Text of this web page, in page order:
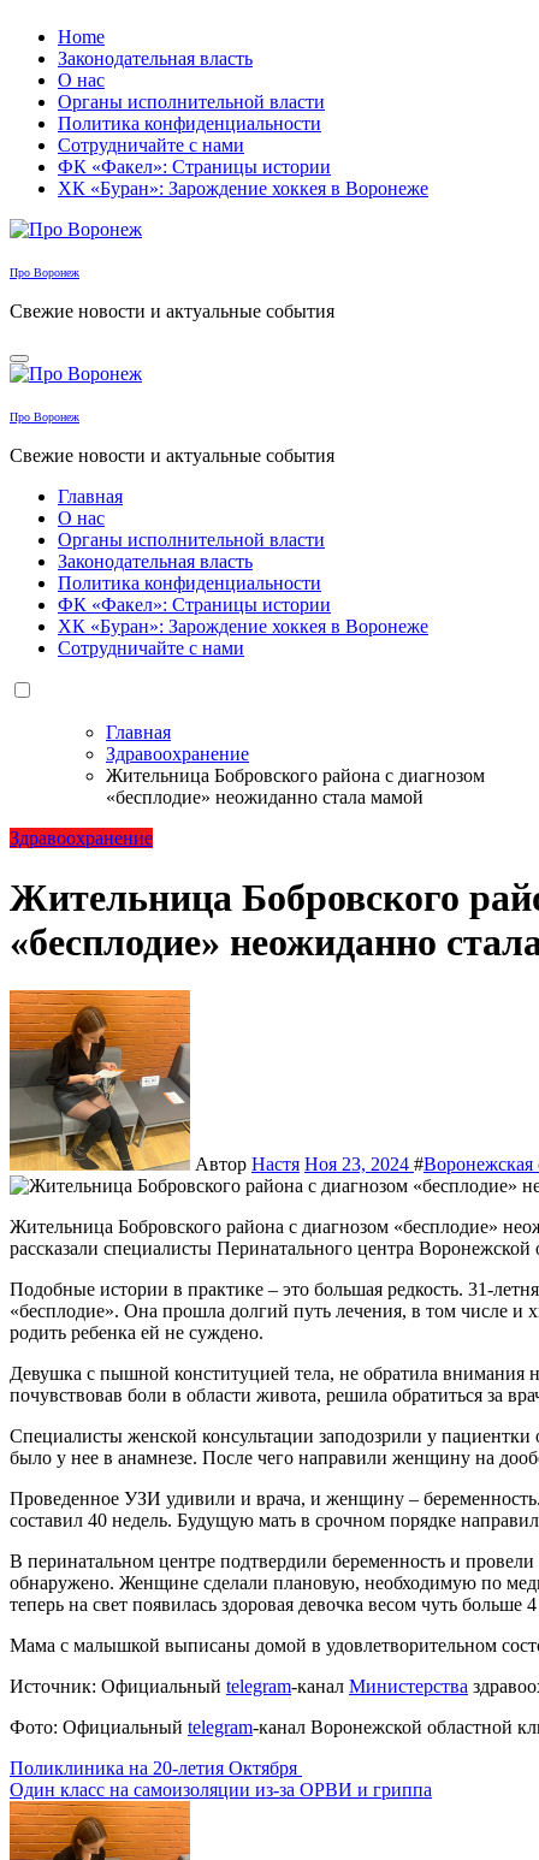
Перейти
содержанию
Home
Законодательная власть
О нас
Органы исполнительной власти
Политика конфиденциальности
Сотрудничайте с нами
ФК «Факел»: Страницы истории
ХК «Буран»: Зарождение хоккея в Воронеже
Про Воронеж
Свежие новости и актуальные события
Про Воронеж
Свежие новости и актуальные события
Главная
О нас
Органы исполнительной власти
Законодательная власть
Политика конфиденциальности
ФК «Факел»: Страницы истории
ХК «Буран»: Зарождение хоккея в Воронеже
Сотрудничайте с нами
Главная
Здравоохранение
Жительница Бобровского района с диагнозом
«бесплодие» неожиданно стала мамой
Здравоохранение
Жительница Бобровского
«бесплодие» неожиданно
Автор Настя Ноя 23, 2024 #Воронежская
Жительница Бобровского района с диагнозом «бесплодие» неожиданно стала мамой. Об этой редчайшей истории
рассказали специалисты Перинатального центра
Подобные истории в практике – это большая редкость. 31-
«бесплодие». Она прошла долгий путь лечения, в том числе и
родить ребенка ей не суждено.
Девушка с пышной конституцией тела, не обратила внимания
почувствовав боли в области живота, решила обратиться за
Специалисты женской консультации заподозрили у пациентки
было у нее в анамнезе. После чего направили женщину на
Проведенное УЗИ удивили и врача, и женщину –
составил 40 недель. Будущую мать в срочном порядке
В перинатальном центре подтвердили беременность и
обнаружено. Женщине сделали плановую, необходимую по
теперь на свет появилась здоровая девочка весом чуть больше
Мама с малышкой выписаны домой в удовлетворительном
Источник: Официальный telegram-канал Министерства
Фото: Официальный telegram-канал Воронежской областной
Навигация
по
записям
Поликлиника на 20-летия Октября
Один класс на самоизоляции из-за ОРВИ и гриппа